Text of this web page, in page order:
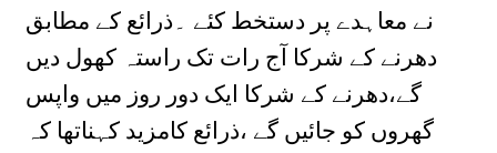
نے معاہدے پر دستخط کئے ۔ذرائع کے مطابق
دھرنے کے شرکا آج رات تک راستہ کھول دیں
گے،دھرنے کے شرکا ایک دور روز میں واپس
گھروں کو جائیں گے ،ذرائع کامزید کہناتھا کہ